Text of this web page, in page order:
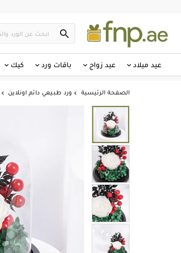

عيد ميلاد عيد زواج باقات ورد كيك
الصفحة الرئيسية  ورد طبيعي دائم اونلاين 